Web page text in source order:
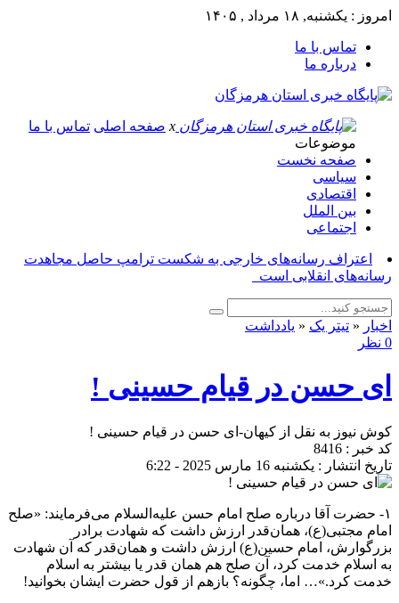
امروز : یکشنبه, ۱۸ مرداد , ۱۴۰۵
تماس با ما
درباره ما
x صفحه اصلی تماس با ما
موضوعات
صفحه نخست
سیاسی
اقتصادی
بین الملل
اجتماعی
اعتراف رسانه‌های خارجی به شکست ترامپ حاصل مجاهدت
رسانه‌های انقلابی است_
اخبار « تیتر یک « یادداشت
0 نظر
ای حسن در قیام حسینی !
کوش نیوز به نقل از کیهان-ای حسن در قیام حسینی !
کد خبر : 8416
تاریخ انتشار : یکشنبه 16 مارس 2025 - 6:22
۱- حضرت آقا درباره صلح امام حسن علیه‌السلام می‌فرمایند: «‌صلح
امام مجتبی(ع)، همان‌قدر ارزش داشت که شهادت برادر
بزرگوارش، امام حسین(ع) ارزش داشت و همان‌قدر که آن شهادت
به اسلام خدمت کرد، آن صلح هم همان قدر یا بیشتر به اسلام
خدمت کرد.»‌… اما، چگونه؟ بازهم از قول حضرت ایشان بخوانید!